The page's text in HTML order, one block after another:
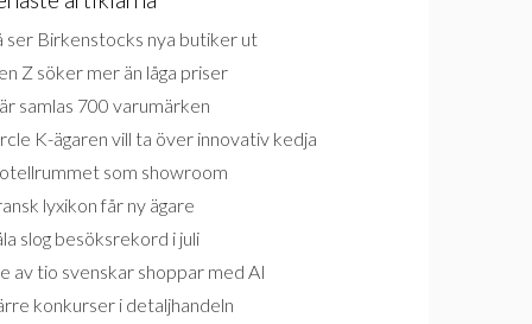
ser Birkenstocks nya butiker ut
Z söker mer än låga priser
samlas 700 varumärken
K-ägaren vill ta över innovativ kedja
som showroom
lyxikon får ny ägare
slog besöksrekord i juli
av tio svenskar shoppar med AI
konkurser i detaljhandeln